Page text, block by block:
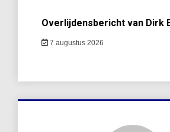
Overlijdensbericht van Dirk
7 augustus 2026